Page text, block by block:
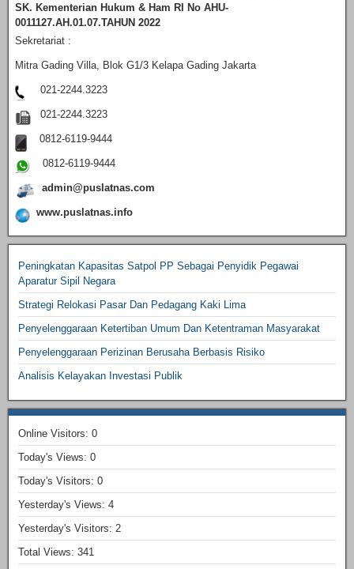
SK. Kementerian Hukum & Ham RI
No AHU-
0011127.AH.01.07.TAHUN 2022
Sekretariat :
Mitra Gading Villa, Blok G1/3 Kelapa Gading Jakarta
021-2244.3223
021-2244.3223
0812-6119-9444
0812-6119-9444
admin@puslatnas.com
www.puslatnas.info
Peningkatan Kapasitas Satpol PP Sebagai Penyidik Pegawai
Aparatur Sipil Negara
Strategi Relokasi Pasar Dan Pedagang Kaki Lima
Penyelenggaraan Ketertiban Umum Dan Ketentraman Masyarakat
Penyelenggaraan Perizinan Berusaha Berbasis Risiko
Analisis Kelayakan Investasi Publik
Online Visitors: 0
Today's Views: 0
Today's Visitors: 0
Yesterday's Views: 4
Yesterday's Visitors: 2
Total Views: 341